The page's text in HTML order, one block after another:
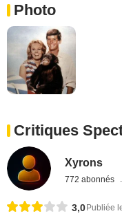
Photo
Critiques
Xyrons
772 abonnés
3,0 Publiée